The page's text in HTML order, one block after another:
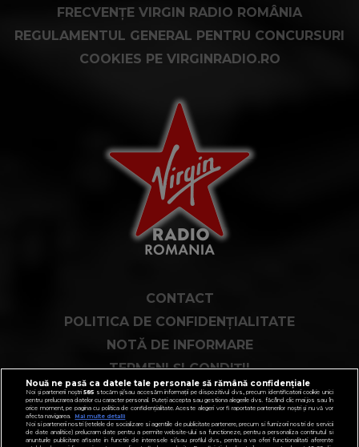
FRECVENȚE VIRGIN RADIO ROMÂNIA
REGULAMENTUL GENERAL PENTRU CONCURSURI
COOKIES PE VIRGINRADIO.RO
CONTACT
POLITICA DE CONFIDENȚIALITATE
NOTĂ DE INFORMARE
TERMENI ȘI CONDIȚII
COD DEONTOLOGIC
PUBLICITATE PRIN RRM
FAQ
Nouă ne pasă ca datele tale personale să rămână confidențiale
Noi și partenerii noștri585 stocăm și/sau accesăm informații pe dispozitivul dvs., precum identificatorii cookie unici
pentru prelucrarea datelor cu caracter personal. Puteți accepta sau gestiona alegerile dvs. făcând clic mai jos sau în
orice moment, pe pagina cu politica de confidențialitate. Aceste alegeri vor fi raportate partenerilor noștri și nu vă vor
afecta navigarea.
Mai multe detalii
Noi si partenerii nostri (retelele de socializare si agentiile de publicitate partenere, precum si furnizorii nostri de servicii
de date analitice) prelucram date pentru a permite website-ului sa functioneze, pentru a personaliza continutul si
anunturile publicitare afisate in functie de interesele si/sau profilul dvs., pentru a va oferi functionalitati aferente